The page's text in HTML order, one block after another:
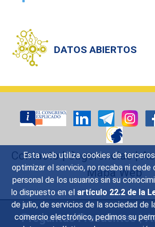
Esta web utiliza cookies de
optimizar el servicio, no recaba ni
personal de los usuarios sin su
lo dispuesto en el artículo 22.2 de la
de julio, de servicios de la sociedad de
comercio electrónico, pedimos su
DATOS ABIERTOS
Contacto|Sugerencias|
Mapa Web
Preguntas Frecuentes|